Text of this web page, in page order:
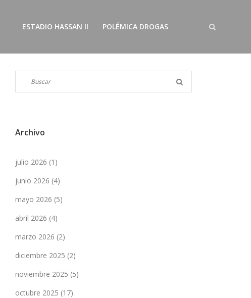
ESTADIO HASSAN II POLÉMICA DROGAS
Archivo
julio 2026 (1)
junio 2026 (4)
mayo 2026 (5)
abril 2026 (4)
marzo 2026 (2)
diciembre 2025 (2)
noviembre 2025 (5)
octubre 2025 (17)